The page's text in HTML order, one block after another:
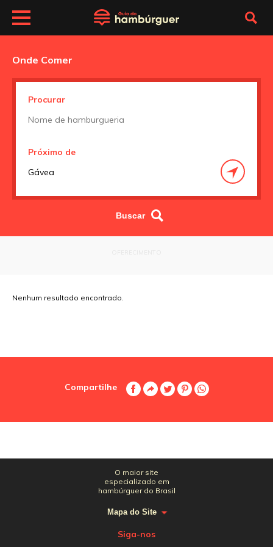
Onde Comer
Procurar
Próximo de
Nenhum resultado encontrado.
Compartilhe
O maior site
especializado em
hambúrguer do Brasil
Mapa do Site
Siga-nos